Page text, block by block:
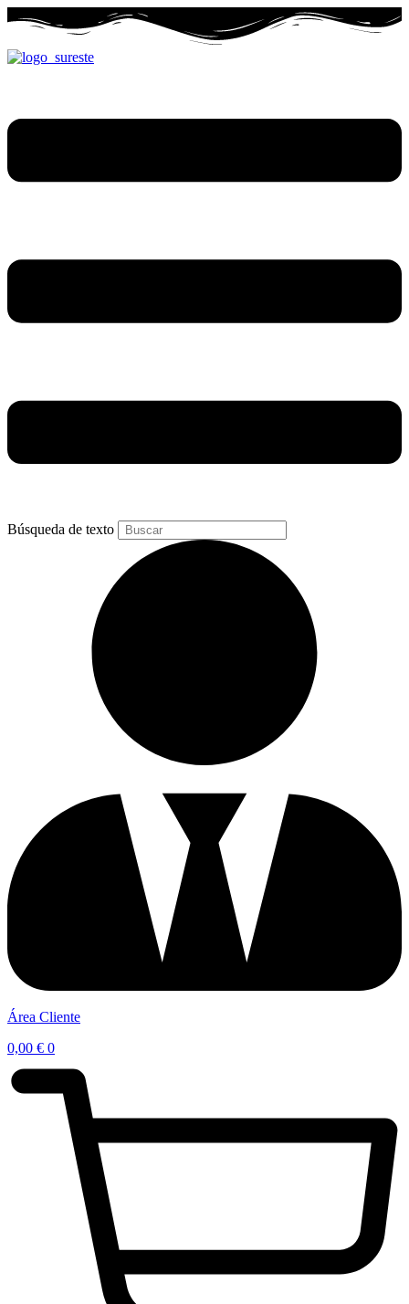
contenido
Búsqueda de texto
Área Cliente
0,00 € 0